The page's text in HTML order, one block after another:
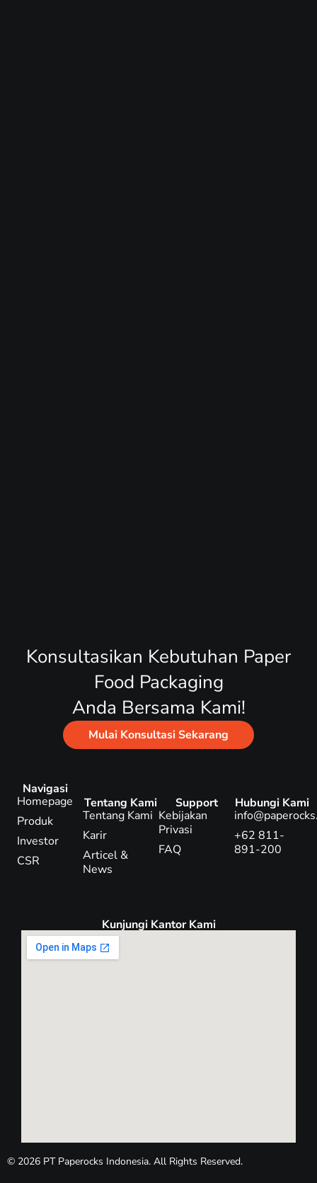
Konsultasikan Kebutuhan Paper
Food Packaging
Anda Bersama Kami!
Mulai Konsultasi Sekarang
Navigasi
Homepage
Produk
Investor
CSR
Tentang Kami
Tentang Kami
Karir
Articel &
News
Support
Kebijakan
Privasi
FAQ
Hubungi Kami
+62 811-
891-200
Kunjungi Kantor Kami
© 2026 PT Paperocks Indonesia. All Rights Reserved.